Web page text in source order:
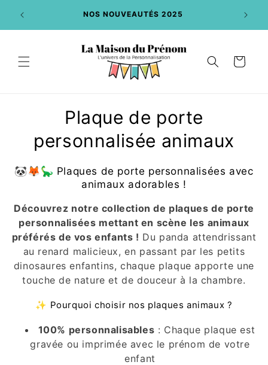
passer
NOS NOUVEAUTÉS 2025
Panier
C
o
l
e
c
t
i
o
n
:
Plaque de porte
personnalisée animaux
🐼🦊🦕 Plaques de porte personnalisées avec
animaux adorables !
Découvrez notre collection de plaques de porte
personnalisées mettant en scène les animaux
préférés de vos enfants ! Du panda attendrissant
au renard malicieux, en passant par les petits
dinosaures enfantins, chaque plaque apporte une
touche de nature et de douceur à la chambre.
✨ Pourquoi choisir nos plaques animaux ?
100% personnalisables : Chaque plaque est
gravée ou imprimée avec le prénom de votre
enfant